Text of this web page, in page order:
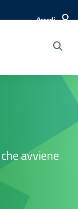
Accedi
avviene